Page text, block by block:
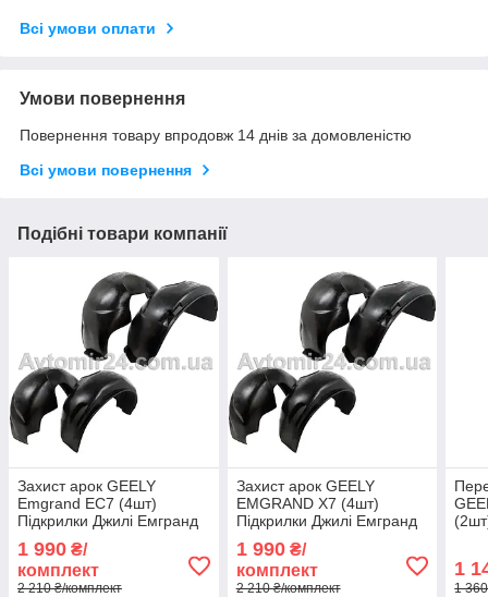
Всі умови оплати
Умови повернення
Повернення товару впродовж 14 днів за домовленістю
Всі умови повернення
Подібні товари компанії
Захист арок GEELY
Emgrand EC7 (4шт)
Підкрилки Джилі Емгранд
1 990 ₴/
комплект
2 210 ₴/комплект
Захист арок GEELY
EMGRAND X7 (4шт)
Підкрилки Джилі Емгранд
1 990₴/
комплект
2 210 ₴/комплект
1
1